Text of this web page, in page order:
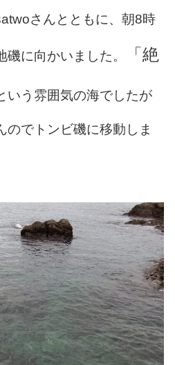
さんとともに、朝8時
に向かいました。 「絶
いう雰囲気の海でしたが
のでトンビ磯に移動しま